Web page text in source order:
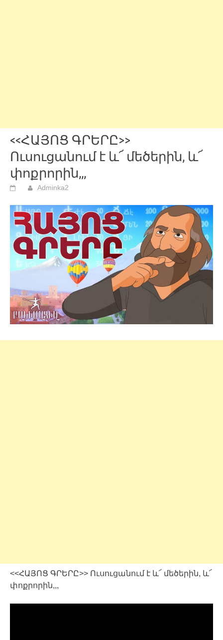
<<ՀԱՅՈՑ ԳՐԵՐԸ>>
Ուսուցանում է և՜ մեծերին, և՜
փոքրորին,,,
Adminka2
<<ՀԱՅՈՑ ԳՐԵՐԸ>> Ուսուցանում է և՜ մեծերին, և՜
փոքրորին,,,